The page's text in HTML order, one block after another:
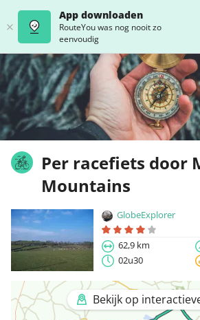
App downloaden
RouteYou was nog nooit zo
eenvoudig
Per racefiets door
Mountains
GlobeExplorer
62,9 km
02u30
Bekijk op